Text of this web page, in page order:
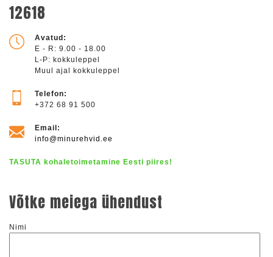
12618
Avatud:
E - R: 9.00 - 18.00
L-P: kokkuleppel
Muul ajal kokkuleppel
Telefon:
+372 68 91 500
Email:
info@minurehvid.ee
TASUTA kohaletoimetamine Eesti piires!
Võtke meiega ühendust
Nimi